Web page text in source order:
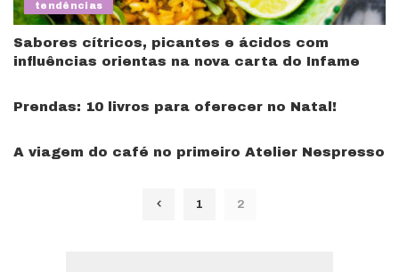
tendências
Sabores cítricos, picantes e ácidos com
influências orientas na nova carta do Infame
Prendas: 10 livros para oferecer no Natal!
A viagem do café no primeiro Atelier Nespresso
1 2